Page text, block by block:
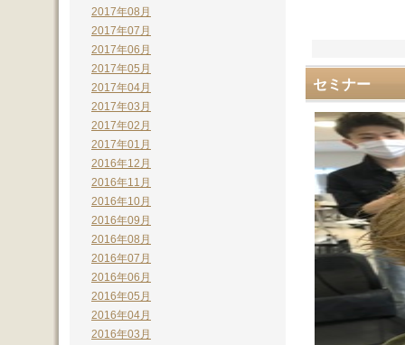
セミナー
2017年08月
2017年07月
2017年06月
2017年05月
2017年04月
2017年03月
2017年02月
2017年01月
2016年12月
2016年11月
2016年10月
2016年09月
2016年08月
2016年07月
2016年06月
2016年05月
2016年04月
2016年03月